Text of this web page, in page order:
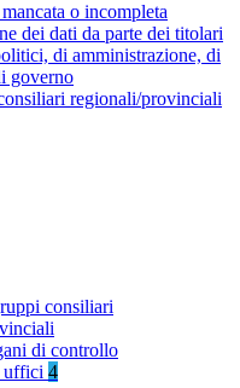
o incompleta
dei dati da parte dei titolari
di amministrazione, di
governo
regionali/provinciali
consiliari
di controllo
uffici 4